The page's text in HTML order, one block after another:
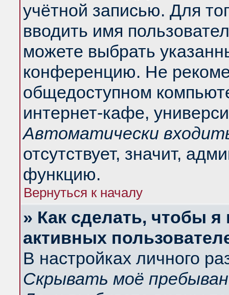
учётной записью. Для
вводить имя
можете выбрать
конференцию. Не
общедоступном
интернет-кафе,
Автоматически
отсутствует, значит,
функцию.
Вернуться к началу
» Как сделать, чтобы
активных
В настройках личного
Скрывать моё